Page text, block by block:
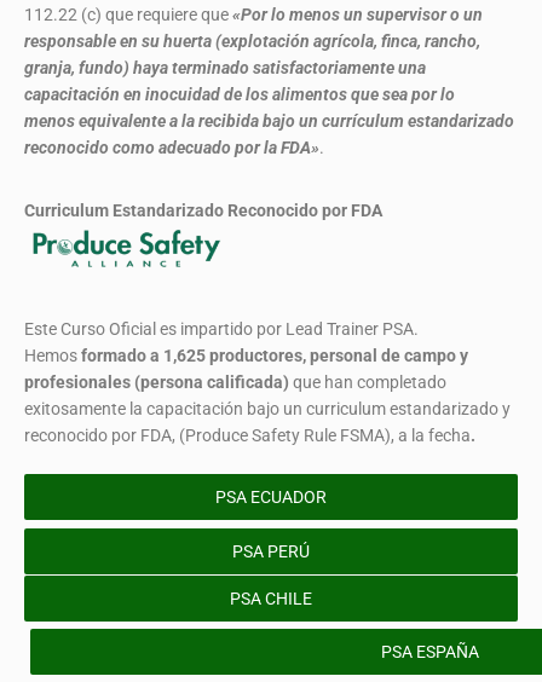
112.22 (c) que requiere que«Por lo menos un supervisor o un
responsable en su huerta (explotación agrícola, finca, rancho,
granja, fundo) haya terminado satisfactoriamente una
capacitación en inocuidad de los alimentos que sea por lo
menos equivalente a la recibida bajo un currículum estandarizado
reconocido como adecuado por la FDA».
Curriculum Estandarizado Reconocido por FDA
Este Curso Oficial es impartido por Lead Trainer PSA.
Hemosformadoa 1,625 productores, personal de campo y
profesionales (persona calificada) que han completado
exitosamente la capacitación bajo un curriculum estandarizado y
reconocido por FDA, (Produce Safety Rule FSMA), a la fecha.
PSA ECUADOR
PSA PERÚ
PSA CHILE
PSA ESPAÑA